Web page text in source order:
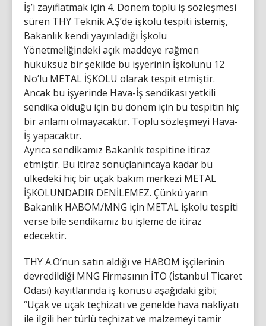
İş’i zayıflatmak için 4. Dönem toplu iş sözleşmesi
süren THY Teknik A.Ş’de işkolu tespiti istemiş,
Bakanlık kendi yayınladığı İşkolu
Yönetmeliğindeki açık maddeye rağmen
hukuksuz bir şekilde bu işyerinin İşkolunu 12
No’lu METAL İŞKOLU olarak tespit etmiştir.
Ancak bu işyerinde Hava-İş sendikası yetkili
sendika olduğu için bu dönem için bu tespitin hiç
bir anlamı olmayacaktır. Toplu sözleşmeyi Hava-
İş yapacaktır.
Ayrıca sendikamız Bakanlık tespitine itiraz
etmiştir. Bu itiraz sonuçlanıncaya kadar bü
ülkedeki hiç bir uçak bakım merkezi METAL
İŞKOLUNDADIR DENİLEMEZ. Çünkü yarın
Bakanlık HABOM/MNG için METAL işkolu tespiti
verse bile sendikamız bu işleme de itiraz
edecektir.
THY A.O’nun satın aldığı ve HABOM işçilerinin
devredildiği MNG Firmasının İTO (İstanbul Ticaret
Odası) kayıtlarında iş konusu aşağıdaki gibi;
“Uçak ve uçak teçhizatı ve genelde hava nakliyatı
ile ilgili her türlü teçhizat ve malzemeyi tamir